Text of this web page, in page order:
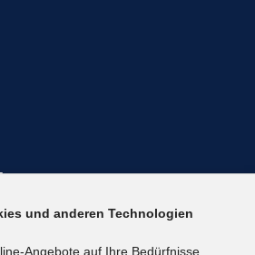
und anderen Technologien
Angebote auf Ihre Bedürfnisse